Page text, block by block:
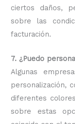
ciertos daños,
sobre las
facturación.
7. ¿Puedo
Algunas
personalización,
diferentes
sobre estas